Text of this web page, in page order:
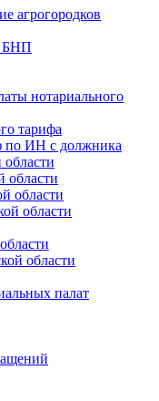
агрогородков
БНП
нотариального
тарифа
по ИН с должника
области
области
области
области
палат